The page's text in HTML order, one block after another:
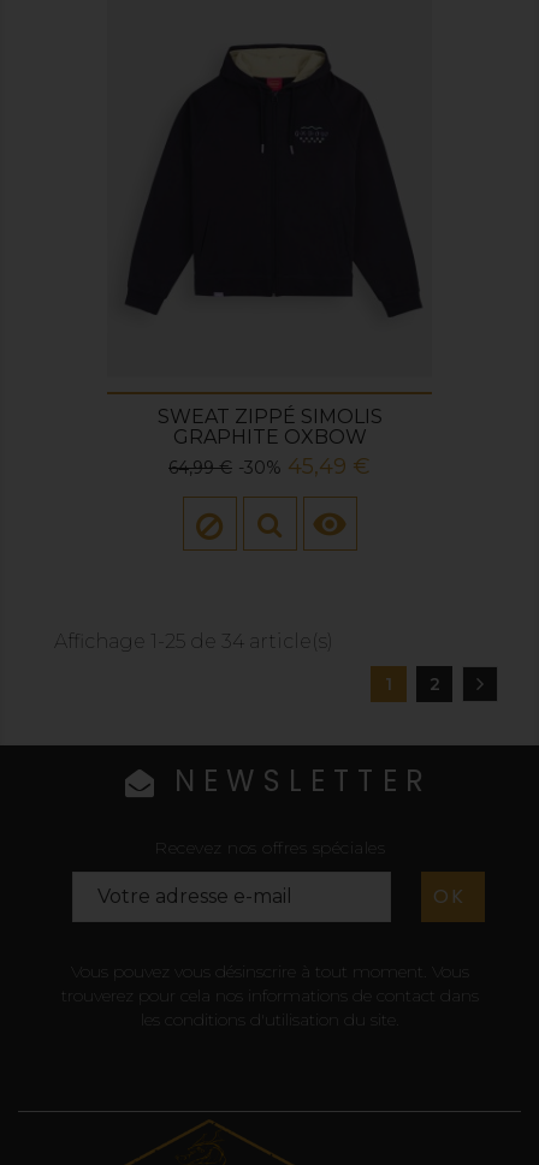
SWEAT ZIPPÉ SIMOLIS
GRAPHITE OXBOW
Prix
base
64,99 € -30% Prix
45,49 €

Affichage 1-25 de 34 article(s)
1 2
NEWSLETTER
Recevez nos offres spéciales
Vous pouvez vous désinscrire à tout moment. Vous
trouverez pour cela nos informations de contact dans
les conditions d'utilisation du site.